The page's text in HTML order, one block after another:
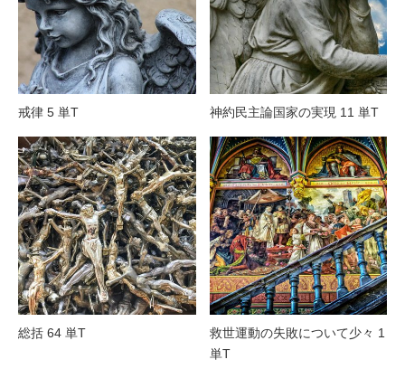
戒律 5 単T 神約民主論国家の実現 11 単T
総括 64 単T
救世運動の失敗について少々 1
単T